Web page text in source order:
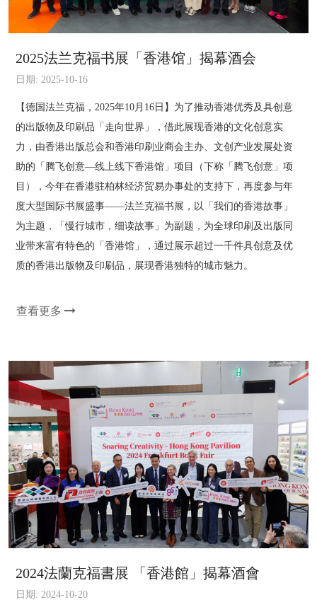
2025法兰克福书展「香港馆」揭幕酒会
日期: 2025-10-16
【德国法兰克福，2025年10月16日】为了推动香港优秀及具创意
的出版物及印刷品「走向世界」，借此展现香港的文化创意实
力，由香港出版总会和香港印刷业商会主办、文创产业发展处资
助的「腾飞创意—线上线下香港馆」项目（下称「腾飞创意」项
目），今年在香港驻柏林经济贸易办事处的支持下，再度参与年
度大型国际书展盛事——法兰克福书展，以「我们的香港故事」
为主题，「慢行城市，细读故事」为副题，为全球印刷及出版同
业带来富有特色的「香港馆」，通过展示超过一千件具创意及优
质的香港出版物及印刷品，展现香港独特的城市魅力。
查看更多
2024法蘭克福書展 「香港館」揭幕酒會
日期: 2024-10-20